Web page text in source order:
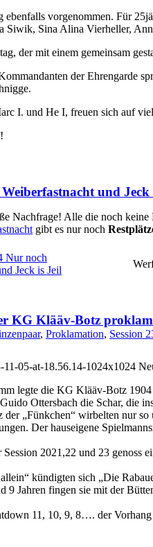
ebenfalls vorgenommen. Für
Siwik, Sina Alina Vierheller,
der mit einem gemeinsam
der Ehrengarde
I. und He I, freuen sich auf
und Jeck
Nachfrage! Alle die noch
gibt es nur noch
KG Klääv-Botz
, Proklamation, Session
legte die KG Klääv-Botz
Ottersbach die Schar, die
der „Fünkchen“ wirbelten nur
Der hauseigene
Session 2021,22 und 23
kündigten sich „Die
Jahren fingen sie mit der
11, 10, 9, 8…. der